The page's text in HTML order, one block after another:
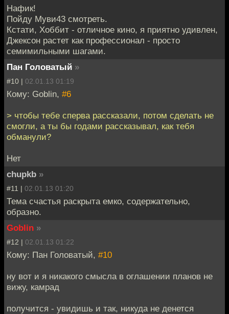
Нафик!
Пойду Муви43 смотреть.
Кстати, Хоббит - отличное кино, я приятно удивлен,
Джексон растет как профессионал - просто
семимильными шагами.
Пан Головатый »
#10 | 02.01.13 01:19
Кому: Goblin, #6
> чтобы тебе сперва рассказали, потом сделать не
смогли, а ты бы годами рассказывал, как тебя
обманули?
Нет
chupkb »
#11 | 02.01.13 01:20
Тема счастья раскрыта емко, содержательно,
образно.
Goblin »
#12 | 02.01.13 01:22
Кому: Пан Головатый, #10
ну вот и я никакого смысла в оглашении планов не
вижу, камрад
получится - увидишь и так, никуда не денется